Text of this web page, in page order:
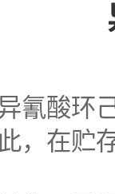
氰酸环
此，在贮